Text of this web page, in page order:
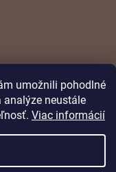
umožnili pohodlné
analýze neustále
Viac informácií